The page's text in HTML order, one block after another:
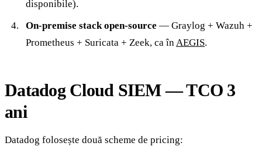
disponibile).
On-premise stack open-source — Graylog + Wazuh +
Prometheus + Suricata + Zeek, ca înAEGIS.
Datadog Cloud SIEM — TCO 3
ani
Datadog folosește două scheme de pricing: